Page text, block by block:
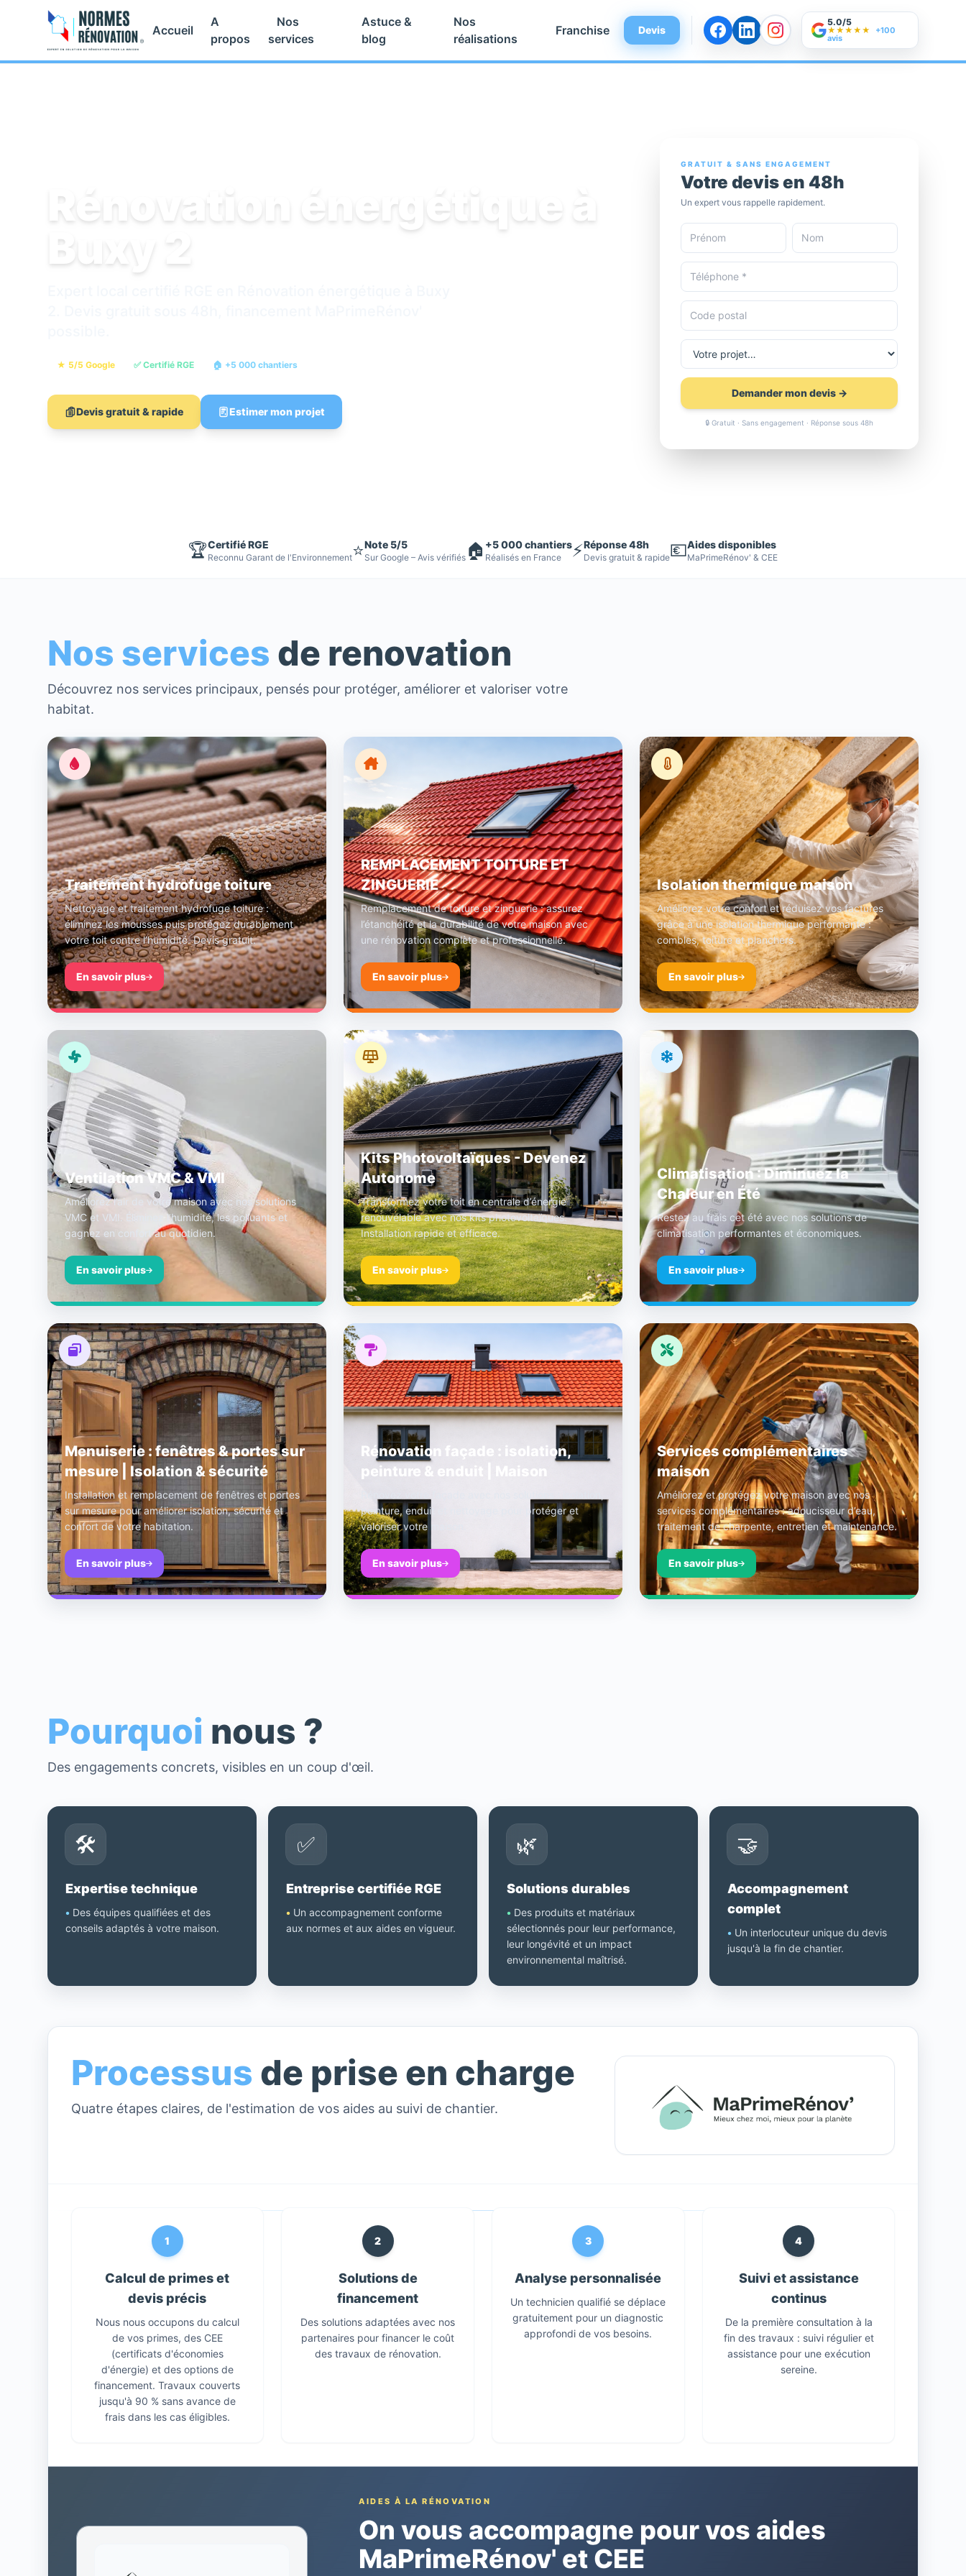
Accueil
A
propos
Nos
services
Astuce &
blog
Nos
réalisations
Franchise Devis
5.0/5
★★★★★ +100
avis
Rénovation énergétique à
Buxy 2
★ 5/5 Google ✅ Certifié RGE 🏠 +5 000 chantiers
Devis gratuit & rapide Estimer mon projet
GRATUIT & SANS ENGAGEMENT
Votre devis en 48h
Un expert vous rappelle rapidement.
Demander mon devis →
🔒 Gratuit · Sans engagement · Réponse sous 48h
🏆Certifié RGE
Reconnu Garant de l'Environnement⭐Note 5/5
Sur Google – Avis vérifiés 🏠 +5 000 chantiers
Réalisés en France ⚡Réponse 48h
Devis gratuit & rapide💶Aides disponibles
MaPrimeRénov' & CEE
Nos services de renovation
Découvrez nos services principaux, pensés pour protéger, améliorer et valoriser votre
habitat.
Traitement hydrofuge toiture
Nettoyage et traitement hydrofuge toiture :
éliminez les mousses puis protégez durablement
votre toit contre l’humidité. Devis gratuit.
En savoir plus
REMPLACEMENT TOITURE ET
ZINGUERIE
Remplacement de toiture et zinguerie : assurez
l’étanchéité et la durabilité de votre maison avec
une rénovation complète et professionnelle.
En savoir plus
Isolation thermique maison
Améliorez votre confort et réduisez vos factures
grâce à une isolation thermique performante :
combles, toiture et planchers.
En savoir plus
Ventilation VMC & VMI
Améliorez l’air de votre maison avec nos solutions
VMC et VMI. Éliminez l’humidité, les polluants et
gagnez en confort au quotidien.
En savoir plus
Kits Photovoltaïques - Devenez
Autonome
Transformez votre toit en centrale d’énergie
renouvelable avec nos kits photovoltaïques.
Installation rapide et efficace.
En savoir plus
Climatisation : Diminuez la
Chaleur en Été
Restez au frais cet été avec nos solutions de
climatisation performantes et économiques.
En savoir plus
Menuiserie : fenêtres & portes sur
mesure | Isolation & sécurité
Installation et remplacement de fenêtres et portes
sur mesure pour améliorer isolation, sécurité et
confort de votre habitation.
En savoir plus
Rénovation façade : isolation,
peinture & enduit | Maison
peinture, enduit et nettoyage pour protéger et
valoriser votre maison.
En savoir plus
Services complémentaires
maison
Améliorez et protégez votre maison avec nos
services complémentaires : adoucisseur d’eau,
traitement de charpente, entretien et maintenance.
En savoir plus
Pourquoi nous ?
Des engagements concrets, visibles en un coup d'œil.
🛠️
Expertise technique
• Des équipes qualifiées et des
conseils adaptés à votre maison.
✅
Entreprise certifiée RGE
• Un accompagnement conforme
aux normes et aux aides en vigueur.
🌿
Solutions durables
• Des produits et matériaux
sélectionnés pour leur performance,
leur longévité et un impact
environnemental maîtrisé.
🤝
Accompagnement
complet
• Un interlocuteur unique du devis
jusqu'à la fin de chantier.
Processus de prise en charge
Quatre étapes claires, de l'estimation de vos aides au suivi de chantier.
1
Calcul de primes et
devis précis
Nous nous occupons du calcul
de vos primes, des CEE
(certificats d'économies
d'énergie) et des options de
financement. Travaux couverts
jusqu'à 90 % sans avance de
frais dans les cas éligibles.
2
Solutions de
financement
Des solutions adaptées avec nos
partenaires pour financer le coût
des travaux de rénovation.
3
Analyse personnalisée
Un technicien qualifié se déplace
gratuitement pour un diagnostic
approfondi de vos besoins.
4
Suivi et assistance
continus
De la première consultation à la
fin des travaux : suivi régulier et
assistance pour une exécution
sereine.
AIDES À LA RÉNOVATION
On vous accompagne pour vos aides
MaPrimeRénov' et CEE